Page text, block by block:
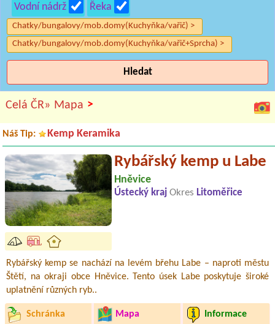
Vodní nádrž
Řeka
Chatky/bungalovy/mob.domy(Kuchyňka/vařič) >
Chatky/bungalovy/mob.domy(Kuchyňka/vařič+Sprcha) >
Hledat
Celá ČR» Mapa >
Náš Tip: Kemp Keramika
Rybářský kemp u Labe
Hněvice
Ústecký kraj Okres Litoměřice
Rybářský kemp se nachází na levém břehu Labe – naproti městu
Štětí, na okraji obce Hněvice. Tento úsek Labe poskytuje široké
uplatnění různých ryb..
Schránka Mapa Informace